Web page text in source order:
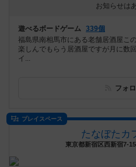
お知らせは
遊べるボードゲーム 339個
福島県南相馬市にある老舗居酒屋こ
楽しんでもらう居酒屋ですが月に数
イ...
フォ
プレイスペース
たなぼたカ
東京都新宿区西新宿7-